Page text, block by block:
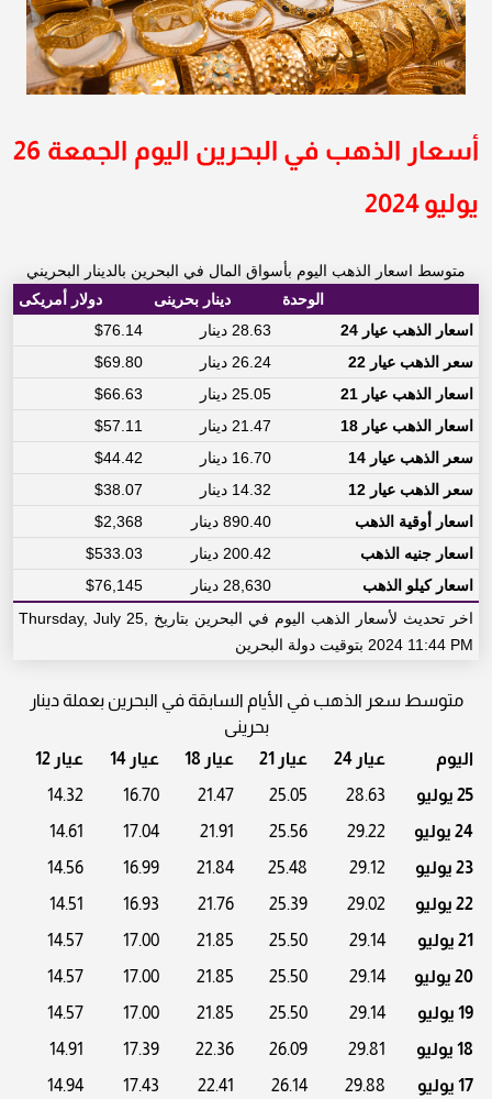
أسعار الذهب في البحرين اليوم الجمعة 26
يوليو 2024
متوسط اسعار الذهب اليوم بأسواق المال في البحرين بالدينار البحريني
الوحدة
دينار بحرينى
دولار أمريكى
اسعار الذهب عيار 24
28.63 دينار
$76.14
سعر الذهب عيار 22
26.24 دينار
$69.80
اسعار الذهب عيار 21
25.05 دينار
$66.63
اسعار الذهب عيار 18
21.47 دينار
$57.11
سعر الذهب عيار 14
16.70 دينار
$44.42
سعر الذهب عيار 12
14.32 دينار
$38.07
اسعار أوقية الذهب
890.40 دينار
$2,368
اسعار جنيه الذهب
200.42 دينار
$533.03
اسعار كيلو الذهب
28,630 دينار
$76,145
اخر تحديث لأسعار الذهب اليوم في البحرين بتاريخ Thursday, July 25,
2024 11:44 PM بتوقيت دولة البحرين
متوسط سعر الذهب في الأيام السابقة في البحرين بعملة دينار
بحرينى
اليوم
عيار 24 عيار 21 عيار 18 عيار 14
عيار 12
25 يوليو
28.63
25.05
21.47
16.70
14.32
24 يوليو
29.22
25.56
21.91
17.04
14.61
23 يوليو
29.12
25.48
21.84
16.99
14.56
22 يوليو
29.02
25.39
21.76
16.93
14.51
21 يوليو
29.14
25.50
21.85
17.00
14.57
20 يوليو
29.14
25.50
21.85
17.00
14.57
19 يوليو
29.14
25.50
21.85
17.00
14.57
18 يوليو
29.81
26.09
22.36
17.39
14.91
17 يوليو
29.88
26.14
22.41
17.43
14.94